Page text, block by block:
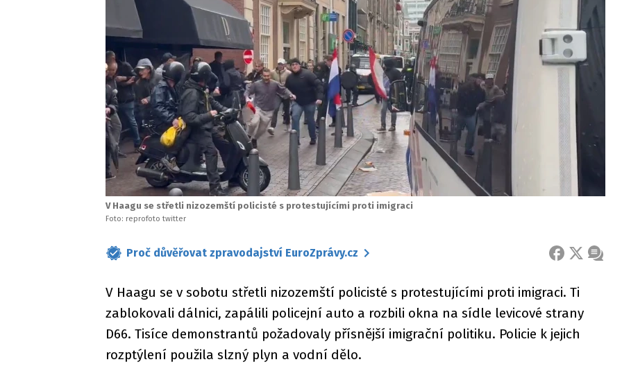
V Haagu se střetli nizozemští policisté s protestujícími proti imigraci
Foto: reprofoto twitter
Proč důvěřovat zpravodajství EuroZprávy.cz FACEBOOK
X
V Haagu se v sobotu střetli nizozemští policisté s protestujícími proti imigraci. Ti
zablokovali dálnici, zapálili policejní auto a rozbili okna na sídle levicové strany
D66. Tisíce demonstrantů požadovaly přísnější imigrační politiku. Policie k jejich
rozptýlení použila slzný plyn a vodní dělo.